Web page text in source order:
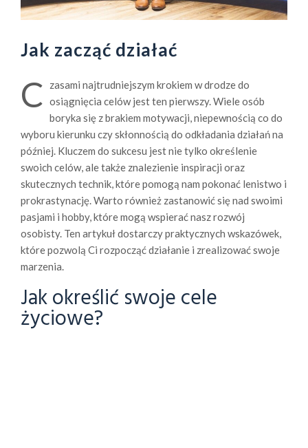
Jak zacząć działać
C
zasami najtrudniejszym krokiem w drodze do
osiągnięcia celów jest ten pierwszy. Wiele osób
boryka się z brakiem motywacji, niepewnością co do
wyboru kierunku czy skłonnością do odkładania działań na
później. Kluczem do sukcesu jest nie tylko określenie
swoich celów, ale także znalezienie inspiracji oraz
skutecznych technik, które pomogą nam pokonać lenistwo i
prokrastynację. Warto również zastanowić się nad swoimi
pasjami i hobby, które mogą wspierać nasz rozwój
osobisty. Ten artykuł dostarczy praktycznych wskazówek,
które pozwolą Ci rozpocząć działanie i zrealizować swoje
marzenia.
Jak określić swoje cele
życiowe?